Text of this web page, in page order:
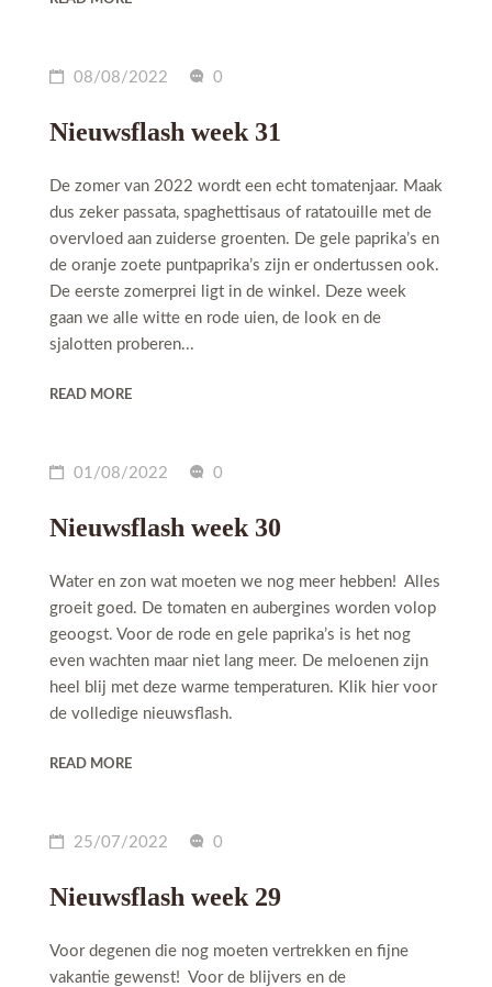
08/08/2022 0
Nieuwsflash week 31
De zomer van 2022 wordt een echt tomatenjaar. Maak
dus zeker passata, spaghettisaus of ratatouille met de
overvloed aan zuiderse groenten. De gele paprika’s en
de oranje zoete puntpaprika’s zijn er ondertussen ook.
De eerste zomerprei ligt in de winkel. Deze week
gaan we alle witte en rode uien, de look en de
sjalotten proberen...
READ MORE
01/08/2022 0
Nieuwsflash week 30
Water en zon wat moeten we nog meer hebben! Alles
groeit goed. De tomaten en aubergines worden volop
geoogst. Voor de rode en gele paprika’s is het nog
even wachten maar niet lang meer. De meloenen zijn
heel blij met deze warme temperaturen. Klik hier voor
de volledige nieuwsflash.
READ MORE
25/07/2022 0
Nieuwsflash week 29
Voor degenen die nog moeten vertrekken en fijne
vakantie gewenst! Voor de blijvers en de